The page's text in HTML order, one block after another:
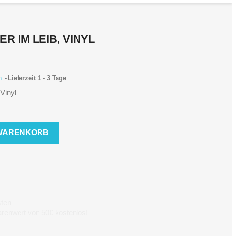
IM LEIB, VINYL
Lieferzeit 1 - 3 Tage